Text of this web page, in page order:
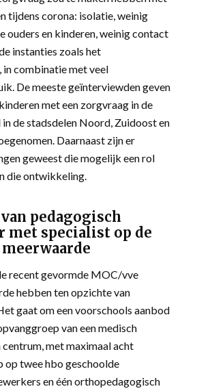
tijdens corona: isolatie, weinig
ouders en kinderen, weinig contact
instanties zoals het
combinatie met veel
De meeste geïnterviewden geven
met een zorgvraag in de
de stadsdelen Noord, Zuidoost en
Daarnaast zijn er
geweest die mogelijk een rol
die ontwikkeling.
pedagogisch
met specialist op de
recent gevormde MOC/vve
hebben ten opzichte van
gaat om een voorschools aanbod
van een medisch
met maximaal acht
op twee hbo geschoolde
en één orthopedagogisch